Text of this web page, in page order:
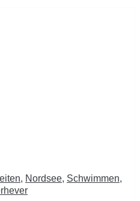
, Nordsee, Schwimmen,